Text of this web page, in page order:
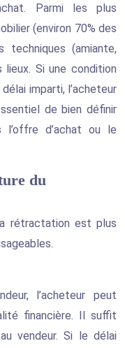
Parmi les plus
(environ 70% des
(amiante,
Si une condition
imparti, l’acheteur
de bien définir
d’achat ou le
du
rétractation est plus
l’acheteur peut
financière. Il suffit
vendeur. Si le délai